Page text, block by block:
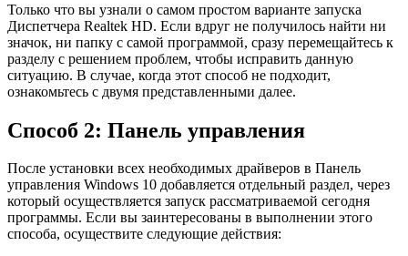
Только что вы узнали о самом простом варианте запуска
Диспетчера Realtek HD. Если вдруг не получилось найти ни
значок, ни папку с самой программой, сразу перемещайтесь к
разделу с решением проблем, чтобы исправить данную
ситуацию. В случае, когда этот способ не подходит,
ознакомьтесь с двумя представленными далее.
Способ 2: Панель управления
После установки всех необходимых драйверов в Панель
управления Windows 10 добавляется отдельный раздел, через
который осуществляется запуск рассматриваемой сегодня
программы. Если вы заинтересованы в выполнении этого
способа, осуществите следующие действия: